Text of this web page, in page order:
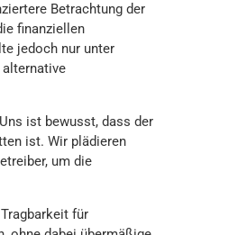
Betrachtung der
finanziellen
jedoch nur unter
ist bewusst, dass der
ist. Wir plädieren
um die
für